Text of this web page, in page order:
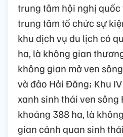
trung tâm hội nghị
trung tâm tổ chức sự
khu dịch vụ du lịch có
ha, là không gian
không gian mở ven
và đảo Hải Đăng; Khu
xanh sinh thái ven sông
khoảng 388 ha, là
gian cảnh quan sinh